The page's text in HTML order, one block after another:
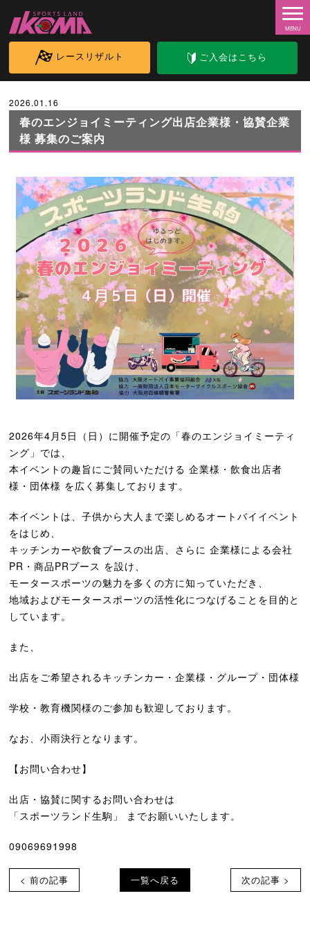
レースリザルト ご入会はこちら
2026.01.16
春のエンジョイミーティング出店企業様・協賛企業
様 募集のご案内
2026年4月5日（日）に開催予定の「春のエンジョイミーティ
ング」では、
本イベントの趣旨にご賛同いただける 企業様・飲食出店者
様・団体様 を広く募集しております。
本イベントは、子供から大人まで楽しめるオートバイイベント
をはじめ、
キッチンカーや飲食ブースの出店、さらに 企業様による会社
PR・商品PRブース を設け、
モータースポーツの魅力を多くの方に知っていただき、
地域およびモータースポーツの活性化につなげることを目的と
しています。
また、
出店をご希望されるキッチンカー・企業様・グループ・団体様
学校・教育機関様のご参加も歓迎しております。
なお、小雨決行となります。
【お問い合わせ】
出店・協賛に関するお問い合わせは
「スポーツランド生駒」 までお願いいたします。
09069691998
< 前の記事 一覧へ戻る 次の記事 >